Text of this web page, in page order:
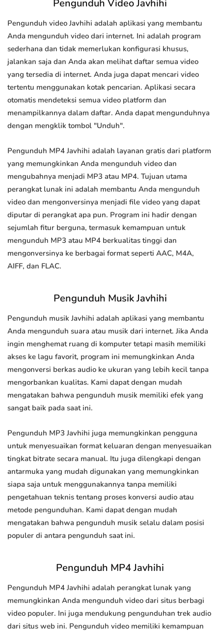
Pengunduh Video Javhihi
Pengunduh video Javhihi adalah aplikasi yang membantu
Anda mengunduh video dari internet. Ini adalah program
sederhana dan tidak memerlukan konfigurasi khusus,
jalankan saja dan Anda akan melihat daftar semua video
yang tersedia di internet. Anda juga dapat mencari video
tertentu menggunakan kotak pencarian. Aplikasi secara
otomatis mendeteksi semua video platform dan
menampilkannya dalam daftar. Anda dapat mengunduhnya
dengan mengklik tombol "Unduh".
Pengunduh MP4 Javhihi adalah layanan gratis dari platform
yang memungkinkan Anda mengunduh video dan
mengubahnya menjadi MP3 atau MP4. Tujuan utama
perangkat lunak ini adalah membantu Anda mengunduh
video dan mengonversinya menjadi file video yang dapat
diputar di perangkat apa pun. Program ini hadir dengan
sejumlah fitur berguna, termasuk kemampuan untuk
mengunduh MP3 atau MP4 berkualitas tinggi dan
mengonversinya ke berbagai format seperti AAC, M4A,
AIFF, dan FLAC.
Pengunduh Musik Javhihi
Pengunduh musik Javhihi adalah aplikasi yang membantu
Anda mengunduh suara atau musik dari internet. Jika Anda
ingin menghemat ruang di komputer tetapi masih memiliki
akses ke lagu favorit, program ini memungkinkan Anda
mengonversi berkas audio ke ukuran yang lebih kecil tanpa
mengorbankan kualitas. Kami dapat dengan mudah
mengatakan bahwa pengunduh musik memiliki efek yang
sangat baik pada saat ini.
Pengunduh MP3 Javhihi juga memungkinkan pengguna
untuk menyesuaikan format keluaran dengan menyesuaikan
tingkat bitrate secara manual. Itu juga dilengkapi dengan
antarmuka yang mudah digunakan yang memungkinkan
siapa saja untuk menggunakannya tanpa memiliki
pengetahuan teknis tentang proses konversi audio atau
metode pengunduhan. Kami dapat dengan mudah
mengatakan bahwa pengunduh musik selalu dalam posisi
populer di antara pengunduh saat ini.
Pengunduh MP4 Javhihi
Pengunduh MP4 Javhihi adalah perangkat lunak yang
memungkinkan Anda mengunduh video dari situs berbagi
video populer. Ini juga mendukung pengunduhan trek audio
dari situs web ini. Pengunduh video memiliki kemampuan